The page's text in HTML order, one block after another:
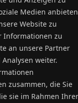
Medien anbieten
Website zu
Informationen zu
an unsere Partner
weiter.
zusammen, die Sie
sie im Rahmen Ihrer